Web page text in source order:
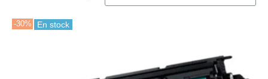
-30% En stock